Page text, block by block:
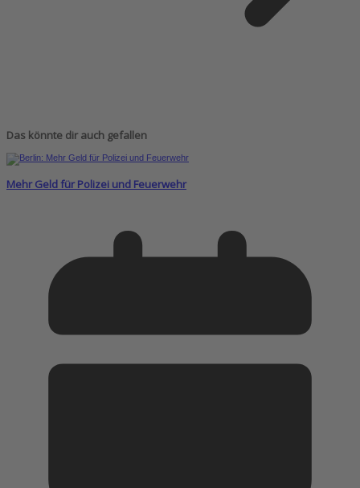
Das könnte dir auch gefallen
Mehr Geld für Polizei und Feuerwehr